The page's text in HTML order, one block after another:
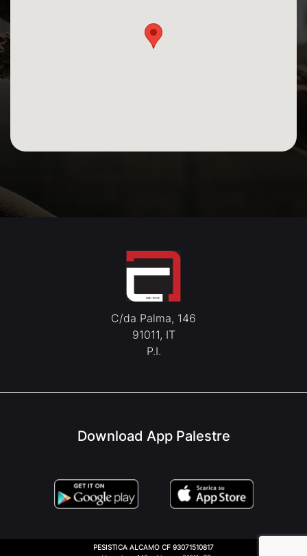
C/da Palma, 146
91011, IT
P.I.
Download App Palestre
PESISTICA ALCAMO CF 93071510817